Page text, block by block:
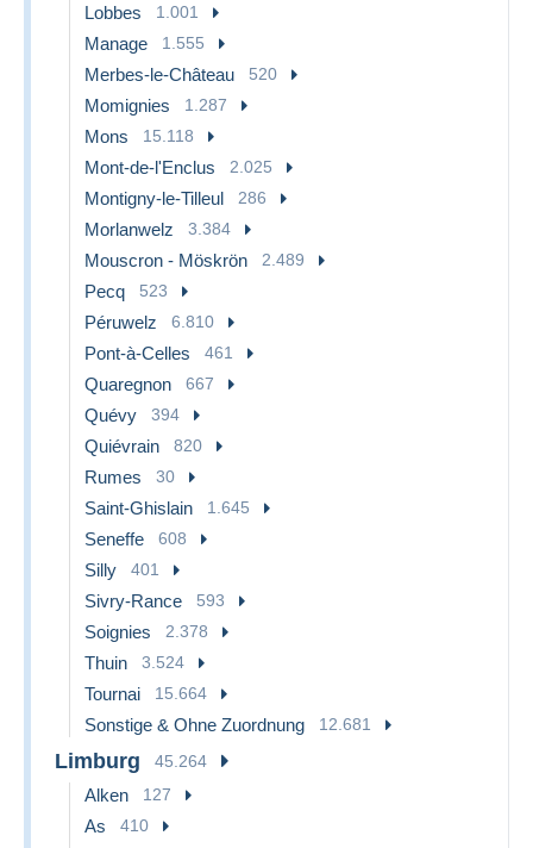
Lobbes 1.001
Manage 1.555
Merbes-le-Château 520
Momignies 1.287
Mons 15.118
Mont-de-l'Enclus 2.025
Montigny-le-Tilleul 286
Morlanwelz 3.384
Mouscron - Möskrön 2.489
Pecq 523
Péruwelz 6.810
Pont-à-Celles 461
Quaregnon 667
Quévy 394
Quiévrain 820
Rumes 30
Saint-Ghislain 1.645
Seneffe 608
Silly 401
Sivry-Rance 593
Soignies 2.378
Thuin 3.524
Tournai 15.664
Sonstige & Ohne Zuordnung 12.681
Limburg 45.264
Alken 127
As 410